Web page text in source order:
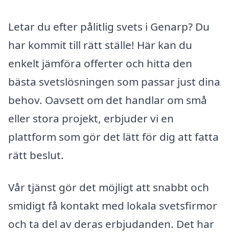
Letar du efter pålitlig svets i Genarp? Du
har kommit till rätt ställe! Här kan du
enkelt jämföra offerter och hitta den
bästa svetslösningen som passar just dina
behov. Oavsett om det handlar om små
eller stora projekt, erbjuder vi en
plattform som gör det lätt för dig att fatta
rätt beslut.
Vår tjänst gör det möjligt att snabbt och
smidigt få kontakt med lokala svetsfirmor
och ta del av deras erbjudanden. Det har